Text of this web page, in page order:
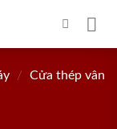
/
Cửa thép vân